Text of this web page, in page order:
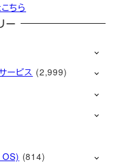
ちら
ー
ービス (2,999)
(814)